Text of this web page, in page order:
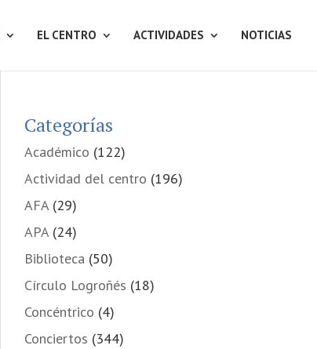
EL CENTRO ACTIVIDADES NOTICIAS
Categorías
Académico (122)
Actividad del centro (196)
AFA(29)
APA(24)
Biblioteca (50)
Círculo Logroñés (18)
Concéntrico (4)
Conciertos (344)